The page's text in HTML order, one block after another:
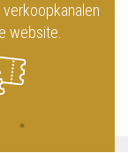
op de sociale